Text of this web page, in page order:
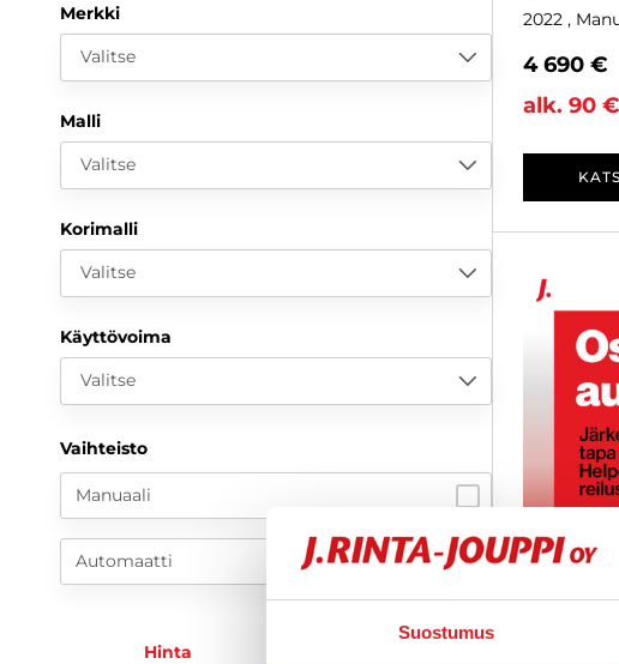
Suostumus
Merkki
Valitse
Malli
Valitse
Korimalli
Valitse
Käyttövoima
Valitse
Vaihteisto
Manuaali
Automaatti
Hinta
2022 ,
4 690 €
alk. 90